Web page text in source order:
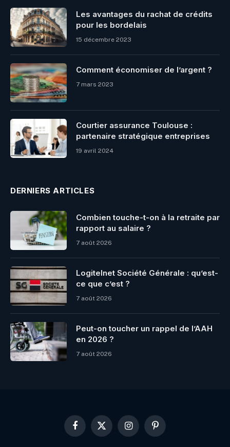
Les avantages du rachat de crédits
pour les bordelais
15 décembre 2023
Comment économiser de l’argent ?
7 mars 2023
Courtier assurance Toulouse :
partenaire stratégique entreprises
19 avril 2024
DERNIERS ARTICLES
Combien touche-t-on à la retraite par
rapport au salaire ?
7 août 2026
Logitelnet Société Générale : qu’est-
ce que c’est ?
7 août 2026
Peut-on toucher un rappel de l’AAH
en 2026 ?
7 août 2026
Facebook
X
InstagramPinterest